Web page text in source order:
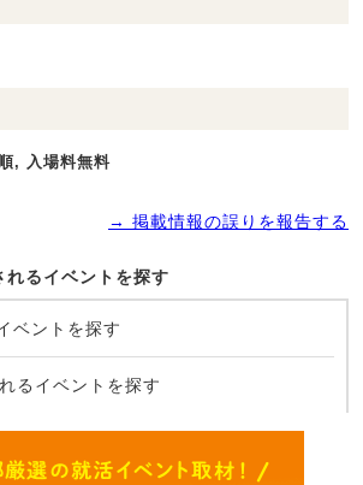
, 入場料無料
→ 掲載情報の誤りを報告する
れるイベントを探す
ベントを探す
るイベントを探す